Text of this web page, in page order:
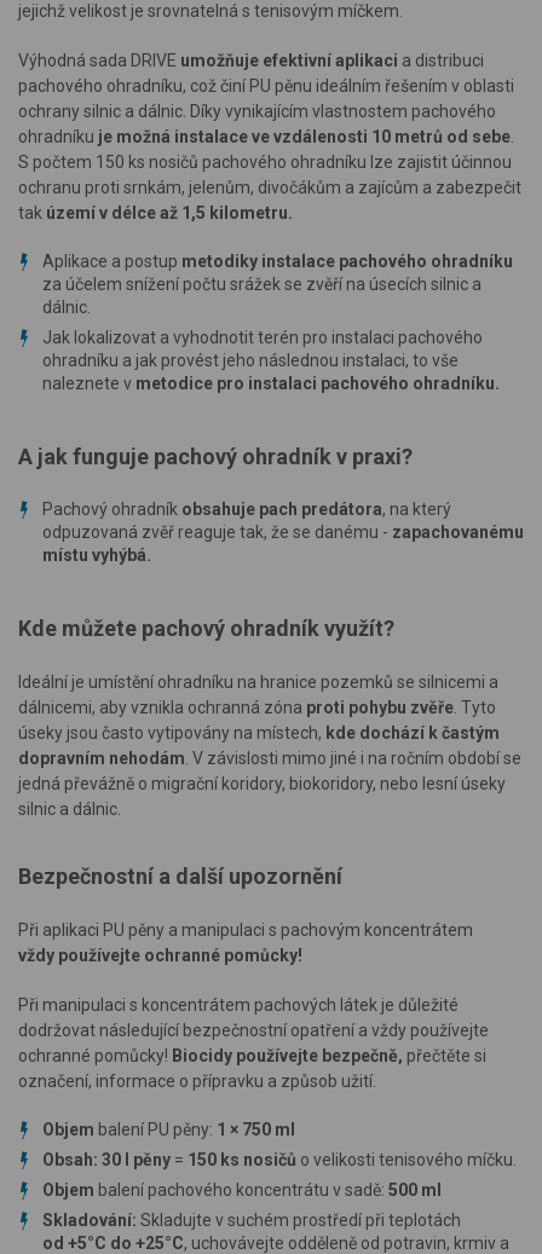
jejichž velikost je srovnatelná s tenisovým míčkem.
Výhodná sada DRIVE umožňuje efektivní aplikaci a distribuci
pachového ohradníku, což činí PU pěnu ideálním řešením v oblasti
ochrany silnic a dálnic. Díky vynikajícím vlastnostem pachového
ohradníku je možná instalace ve vzdálenosti 10 metrů od sebe
S počtem 150 ks nosičů pachového ohradníku lze zajistit účinnou
ochranu proti srnkám, jelenům, divočákům a zajícům a zabezpečit
tak území v délce až 1,5 kilometru.
Aplikace a postup metodiky instalace pachového ohradníku
za účelem snížení počtu srážek se zvěří na úsecích silnic a
dálnic.
Jak lokalizovat a vyhodnotit terén pro instalaci pachového
ohradníku a jak provést jeho následnou instalaci, to vše
naleznete v metodice pro instalaci pachového ohradníku.
A jak funguje pachový ohradník v praxi?
Pachový ohradník obsahuje pach predátora, na který
odpuzovaná zvěř reaguje tak, že se danému - zapachovanému
místu vyhýbá.
Kde můžete pachový ohradník využít?
Ideální je umístění ohradníku na hranice pozemků se silnicemi a
dálnicemi, aby vznikla ochranná zóna proti pohybu zvěře . Tyto
úseky jsou často vytipovány na místech, kde dochází k častým
dopravním nehodám . V závislosti mimo jiné i na ročním období se
jedná převážně o migrační koridory, biokoridory, nebo lesní úseky
silnic a dálnic.
Bezpečnostní a další upozornění
Při aplikaci PU pěny a manipulaci s pachovým koncentrátem
vždy používejte ochranné pomůcky!
Při manipulaci s koncentrátem pachových látek je důležité
dodržovat následující bezpečnostní opatření a vždy používejte
ochranné pomůcky! Biocidy používejte bezpečně, přečtěte si
označení, informace o přípravku a způsob užití.
Objem balení PU pěny: 1 × 750 ml
Obsah: 30 l pěny = 150 ks nosičů o velikosti tenisového míčku.
Objem balení pachového koncentrátu v sadě: 500 ml
Skladování: Skladujte v suchém prostředí při teplotách
od +5°C do +25°C, uchovávejte odděleně od potravin, krmiv a